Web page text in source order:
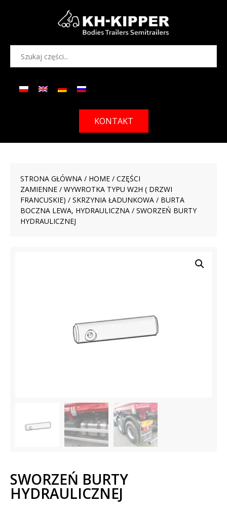
KONTAKT
STRONA GŁÓWNA / HOME / CZĘŚCI
ZAMIENNE / WYWROTKA TYPU W2H ( DRZWI
FRANCUSKIE) / SKRZYNIA ŁADUNKOWA / BURTA
BOCZNA LEWA, HYDRAULICZNA / SWORZEŃ BURTY
HYDRAULICZNEJ
SWORZEŃ BURTY
HYDRAULICZNEJ